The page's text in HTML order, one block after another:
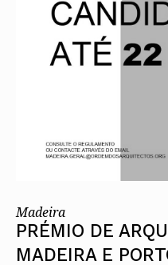
Madeira
PRÉMIO DE
MADEIRA E